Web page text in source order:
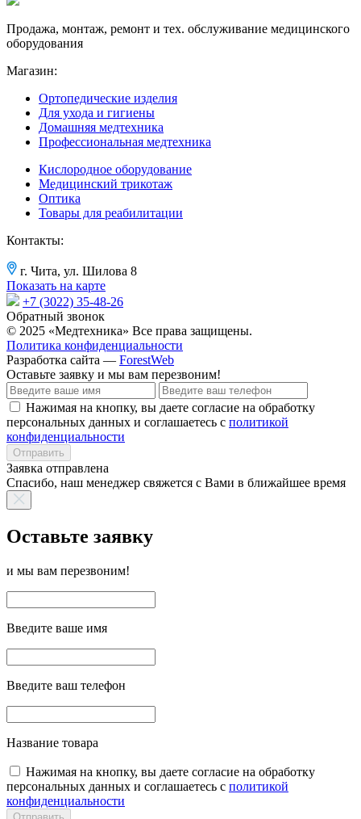
Продажа, монтаж, ремонт и тех. обслуживание медицинского
оборудования
Магазин:
Ортопедические изделия
Для ухода и гигиены
Домашняя медтехника
Профессиональная медтехника
Кислородное оборудование
Медицинский трикотаж
Оптика
Товары для реабилитации
Контакты:
г. Чита, ул. Шилова 8
Показать на карте
+7 (3022) 35-48-26
Обратный звонок
© 2025 «Медтехника» Все права защищены.
Политика конфиденциальности
Разработка сайта — ForestWeb
Оставьте заявку и мы вам перезвоним!
Нажимая на кнопку, вы даете согласие на обработку
персональных данных и соглашаетесь с политикой
конфиденциальности
Отправить
Заявка отправлена
Спасибо, наш менеджер свяжется с Вами в ближайшее время
Оставьте заявку
и мы вам перезвоним!
Введите ваше имя
Введите ваш телефон
Название товара
Нажимая на кнопку, вы даете согласие на обработку
персональных данных и соглашаетесь с политикой
конфиденциальности